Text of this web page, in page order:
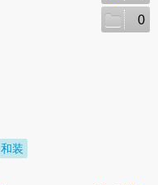
0
和装